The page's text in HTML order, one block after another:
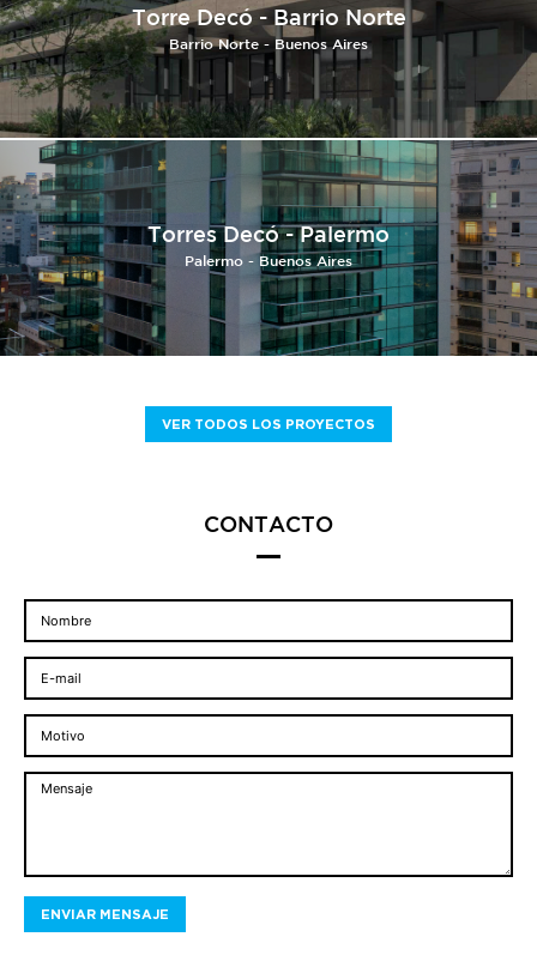
Torre Decó - Barrio Norte
Barrio Norte - Buenos Aires
Torres Decó - Palermo
Palermo - Buenos Aires
VER TODOS LOS PROYECTOS
CONTACTO
ENVIAR MENSAJE